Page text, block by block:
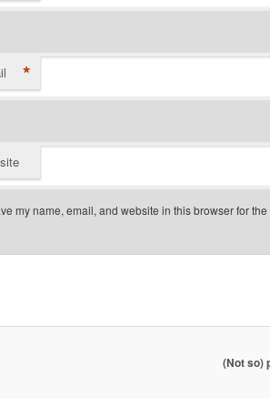
*
my name, email, and website in this browser for
(Not so)